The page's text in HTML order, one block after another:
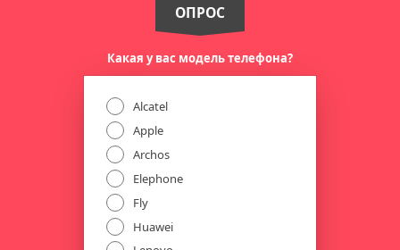
ОПРОС
Какая у вас модель телефона?
Alcatel
Apple
Archos
Elephone
Fly
Huawei